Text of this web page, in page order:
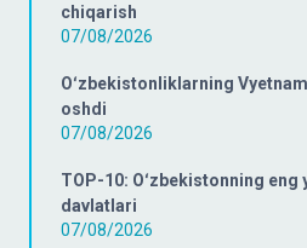
chiqarish
07/08/2026
Oʻzbekistonliklarning
oshdi
07/08/2026
TOP-10: Oʻzbekistonning
davlatlari
07/08/2026